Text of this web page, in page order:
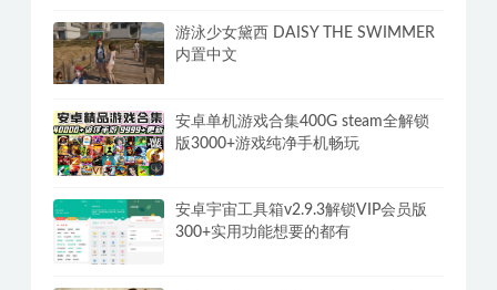
游泳少女黛西 DAISY THE SWIMMER
内置中文
安卓单机游戏合集400G steam全解锁
版3000+游戏纯净手机畅玩
安卓宇宙工具箱v2.9.3解锁VIP会员版
300+实用功能想要的都有